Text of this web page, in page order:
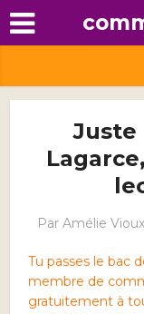
Juste
Par Amélie Vioux
Tu passes le bac
membre de
gratuitement à